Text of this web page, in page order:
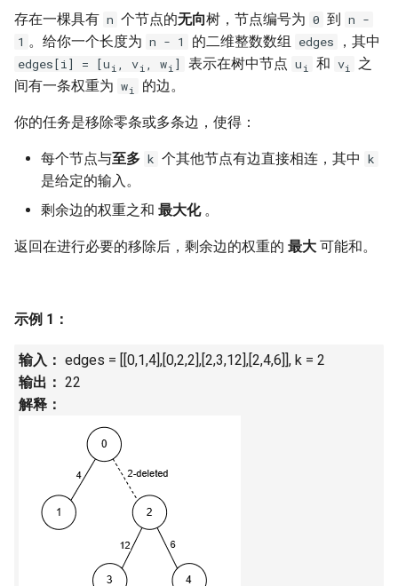
擎
7. 重建二叉树
9. 用两个栈实现队列
10.1. 斐波那契数列
11. 旋转数组的最小数字
14.1. 剪绳子
14.2. 剪绳子 II
15. 二进制中 1 的个数
16. 数值的整数次方
17. 打印从 1 到最大的 n 位数
18. 删除链表的节点
19. 正则表达式匹配
5. 单词长度的最大乘积
6. 排序数组中两个数字之和
7. 数组中和为 0 的三个数
8. 和大于等于 target 的最短子
数组
11. 和 1 个数相同的子数组
12. 左右两边子数组的和相等
13. 二维子矩阵的和
14. 字符串中的变位词
15. 字符串中的所有变位词
16. 不含重复字符的最长子字
1.5. 一次编辑
1.6. 字符串压缩
1.7. 旋转矩阵
1.9. 字符串轮转
2.3. 删除中间节点
2.4. 分割链表
2.5. 链表求和
2.6. 回文链表
2.7. 链表相交
2.8. 环路检测
存在一棵具有 n 个节点的无向树，节点编号为 0 到 n -
1 。给你一个长度为 n - 1 的二维整数数组 edges ，其中
edges[i] = [u i , vi , wi ] 表示在树中节点 u i 和 vi
之
间有一条权重为 wi 的边。
你的任务是移除零条或多条边，使得：
每个节点与至多 k 个其他节点有边直接相连，其中 k
是给定的输入。
剩余边的权重之和 最大化 。
返回在进行必要的移除后，剩余边的权重的 最大 可能和。
示例 1：
输入： edges = [[0,1,4],[0,2,2],[2,3,12],[2,4,6]], k = 2
输出： 22
解释：